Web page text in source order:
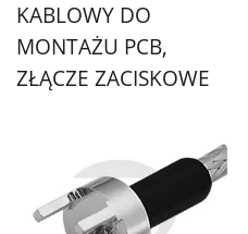
KABLOWY DO
MONTAŻU PCB,
ZŁĄCZE ZACISKOWE